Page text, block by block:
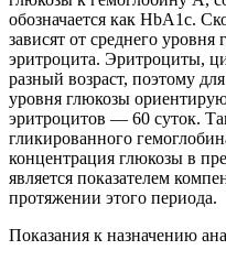
обозначается как HbA1c.
зависят от среднего
эритроцита. Эритроциты,
разный возраст, поэтому
уровня глюкозы
эритроцитов — 60 суток.
гликированного
концентрация глюкозы в
является показателем
протяжении этого периода.
Показания к назначению